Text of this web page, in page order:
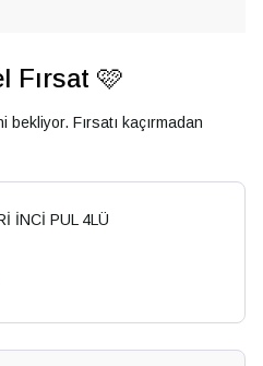
Fırsat 🩷
Fırsatı kaçırmadan
İNCİ PUL 4LÜ